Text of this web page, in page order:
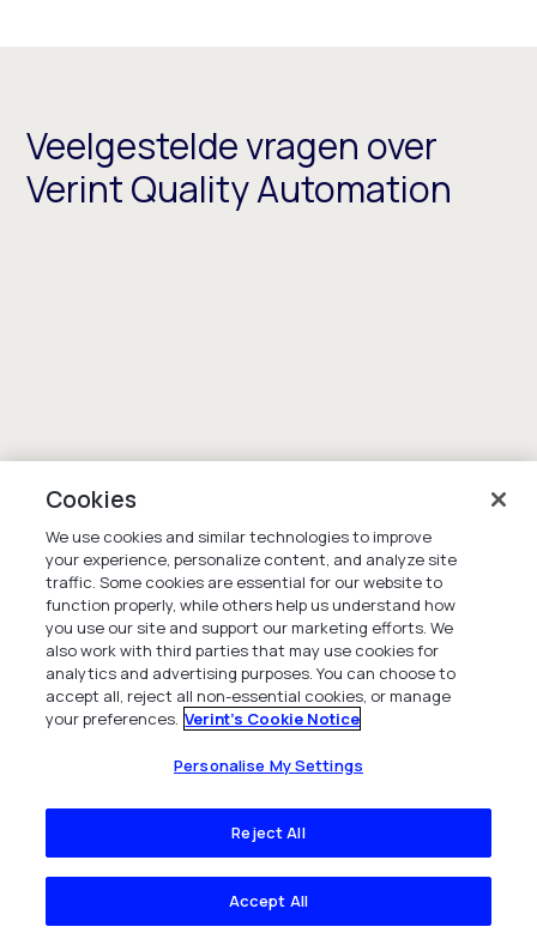
Veelgestelde vragen over
Verint Quality Automation
Cookies
We use cookies and similar technologies to improve
your experience, personalize content, and analyze site
traffic. Some cookies are essential for our website to
function properly, while others help us understand how
you use our site and support our marketing efforts. We
also work with third parties that may use cookies for
analytics and advertising purposes. You can choose to
accept all, reject all non-essential cookies, or manage
your preferences. Verint's Cookie Notice
Personalise My Settings
Reject All
Accept All